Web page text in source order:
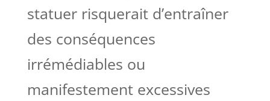
statuer risquerait d’entraîner
des conséquences
irrémédiables ou
manifestement excessives